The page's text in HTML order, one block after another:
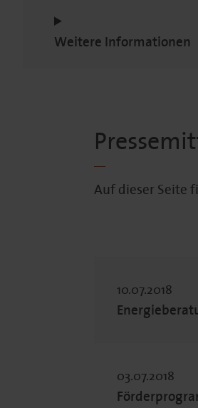
Weitere Informationen
Auf dieser Seite
10.07.2018
03.07.2018